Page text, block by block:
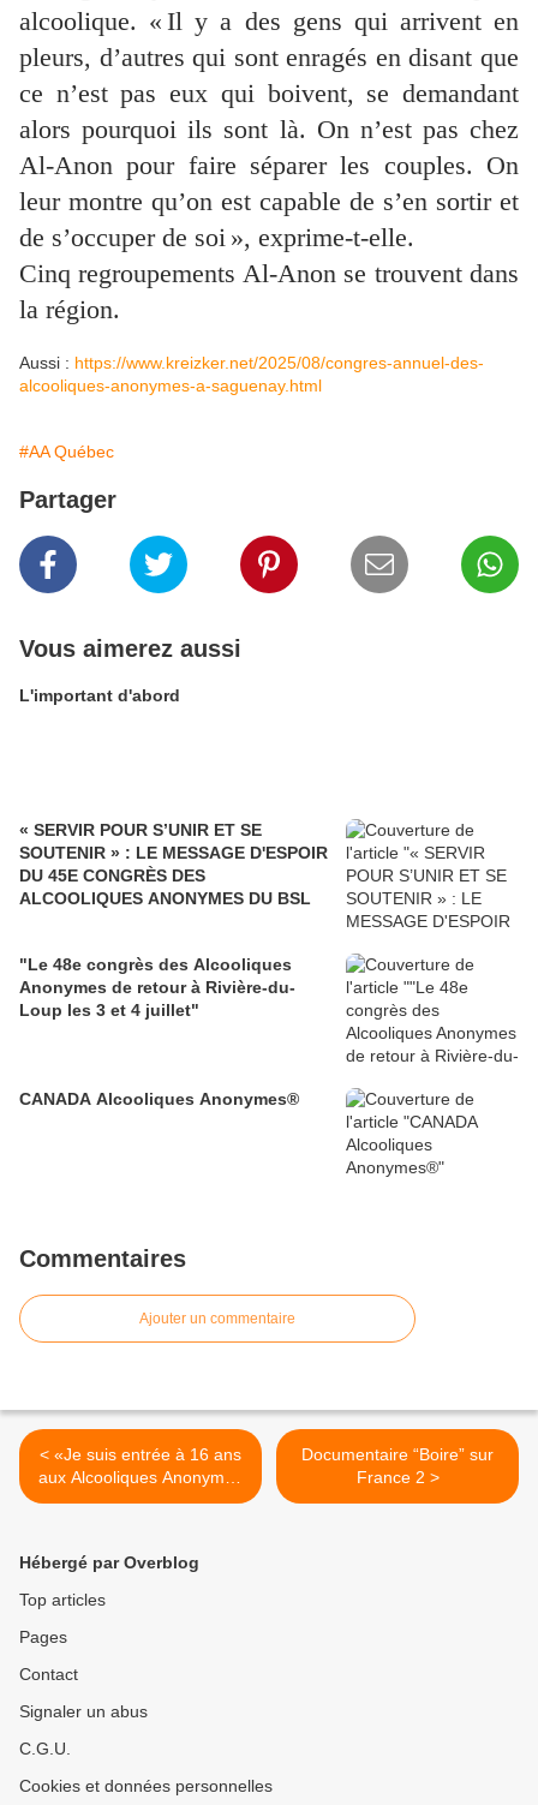
alcoolique. « Il y a des gens qui arrivent en
pleurs, d’autres qui sont enragés en disant que
ce n’est pas eux qui boivent, se demandant
alors pourquoi ils sont là. On n’est pas chez
Al-Anon pour faire séparer les couples. On
leur montre qu’on est capable de s’en sortir et
de s’occuper de soi », exprime-t-elle.
Cinq regroupements Al-Anon se trouvent dans
la région.
Aussi : https://www.kreizker.net/2025/08/congres-annuel-des-
alcooliques-anonymes-a-saguenay.html
#AA Québec
Partager
Vous aimerez aussi
L'important d'abord
« SERVIR POUR S’UNIR ET SE
SOUTENIR » : LE MESSAGE D'ESPOIR
DU 45E CONGRÈS DES
ALCOOLIQUES ANONYMES DU BSL
"Le 48e congrès des Alcooliques
Anonymes de retour à Rivière-du-
Loup les 3 et 4 juillet"
CANADA Alcooliques Anonymes®
Commentaires
Ajouter un commentaire
< «Je suis entrée à 16 ans
aux Alcooliques Anonymes
et j’y suis toujours»: une
Documentaire “Boire” sur
France 2 >
Hébergé par Overblog
Top articles
Pages
Contact
Signaler un abus
C.G.U.
Cookies et données personnelles